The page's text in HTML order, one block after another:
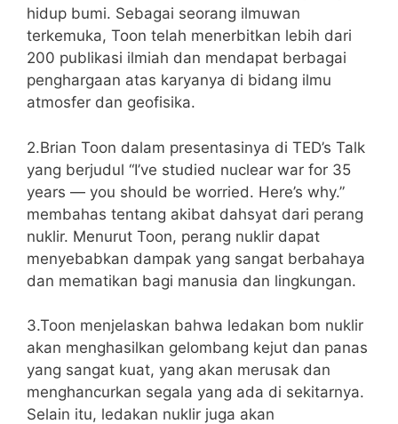
hidup bumi. Sebagai seorang ilmuwan
terkemuka, Toon telah menerbitkan lebih dari
200 publikasi ilmiah dan mendapat berbagai
penghargaan atas karyanya di bidang ilmu
atmosfer dan geofisika.
2.Brian Toon dalam presentasinya di TED’s Talk
yang berjudul “I’ve studied nuclear war for 35
years — you should be worried. Here’s why.”
membahas tentang akibat dahsyat dari perang
nuklir. Menurut Toon, perang nuklir dapat
menyebabkan dampak yang sangat berbahaya
dan mematikan bagi manusia dan lingkungan.
3.Toon menjelaskan bahwa ledakan bom nuklir
akan menghasilkan gelombang kejut dan panas
yang sangat kuat, yang akan merusak dan
menghancurkan segala yang ada di sekitarnya.
Selain itu, ledakan nuklir juga akan